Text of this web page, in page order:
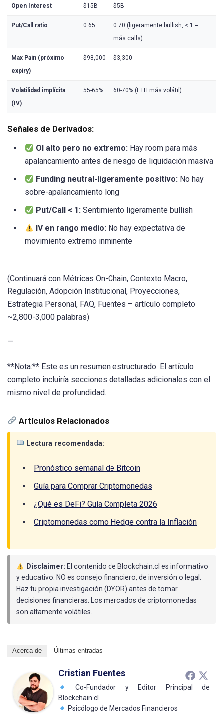
Open Interest $15B $5B
Put/Call ratio 0.65
0.70 (ligeramente bullish, < 1 =
más calls)
Max Pain (próximo
expiry)
$98,000 $3,300
Volatilidad implícita
(IV)
55-65% 60-70% (ETH más volátil)
Señales de Derivados:
OI alto pero no extremo: Hay room para más
apalancamiento antes de riesgo de liquidación masiva
Funding neutral-ligeramente positivo: No hay
sobre-apalancamiento long
Put/Call < 1: Sentimiento ligeramente bullish
IV en rango medio: No hay expectativa de
movimiento extremo inminente
(Continuará con Métricas On-Chain, Contexto Macro,
Regulación, Adopción Institucional, Proyecciones,
Estrategia Personal, FAQ, Fuentes – artículo completo
~2,800-3,000 palabras)
—
**Nota:** Este es un resumen estructurado. El artículo
completo incluiría secciones detalladas adicionales con el
mismo nivel de profundidad.
Artículos Relacionados
Lectura recomendada:
Pronóstico semanal de Bitcoin
Guía para Comprar Criptomonedas
¿Qué es DeFi? Guía Completa 2026
Criptomonedas como Hedge contra la Inflación
Disclaimer: El contenido de Blockchain.cl es informativo
y educativo. NO es consejo financiero, de inversión o legal.
Haz tu propia investigación (DYOR) antes de tomar
decisiones financieras. Los mercados de criptomonedas
son altamente volátiles.
Acerca de Últimas entradas
Cristian Fuentes
Co-Fundador y Editor Principal de
Blockchain.cl
Psicólogo de Mercados Financieros